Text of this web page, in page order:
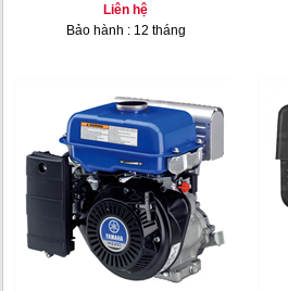
Liên hệ
Bảo hành : 12 tháng